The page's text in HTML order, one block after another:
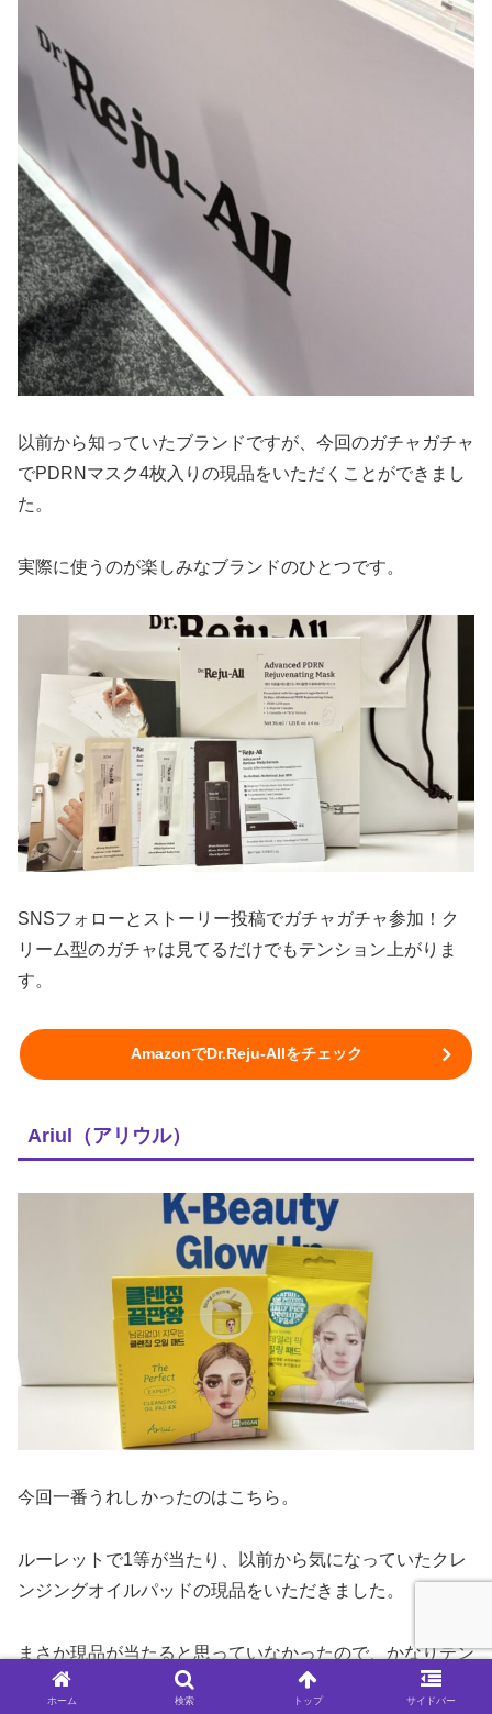
以前から知っていたブランドですが、今回のガチャガチャ
でPDRNマスク4枚入りの現品をいただくことができまし
た。
実際に使うのが楽しみなブランドのひとつです。
SNSフォローとストーリー投稿でガチャガチャ参加！ク
リーム型のガチャは見てるだけでもテンション上がりま
す。
AmazonでDr.Reju-Allをチェック
Ariul（アリウル）
今回一番うれしかったのはこちら。
ルーレットで1等が当たり、以前から気になっていたクレ
ンジングオイルパッドの現品をいただきました。
まさか現品が当たると思っていなかったので、かなりテン
ションが上がりました。
ホーム 検索 トップ サイドバー